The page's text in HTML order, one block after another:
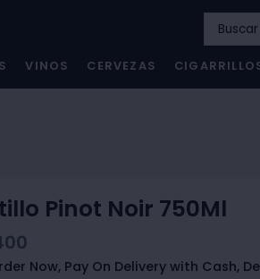
VINOS CERVEZAS
Pinot Noir 750Ml
Now, Pay On Delivery with Cash,